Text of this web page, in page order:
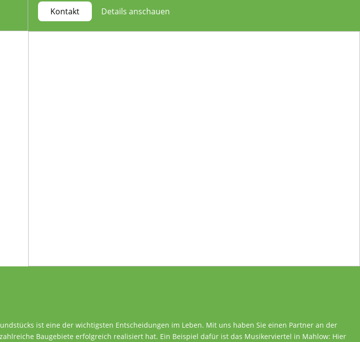
Kontakt Details anschauen
ist eine der wichtigsten Entscheidungen im Leben. Mit uns haben Sie einen Partner an der
Baugebiete erfolgreich realisiert hat. Ein Beispiel dafür ist das Musikerviertel in Mahlow: Hier